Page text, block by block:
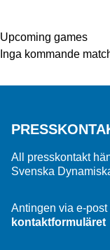
Upcoming games
Inga kommande
All presskontakt
Svenska
Antingen via e-post
kontaktformuläret